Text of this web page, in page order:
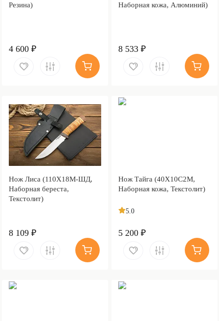
Резина)
4 600 ₽
Наборная кожа, Алюминий)
8 533 ₽
Нож Лиса (110Х18М-ШД,
Наборная береста,
Текстолит)
8 109 ₽
Нож Тайга (40Х10С2М,
Наборная кожа, Текстолит)
5.0
5 200 ₽